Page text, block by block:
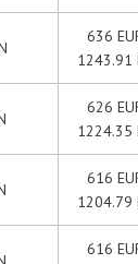
636
1243.91
626
1224.35
616
1204.79
616